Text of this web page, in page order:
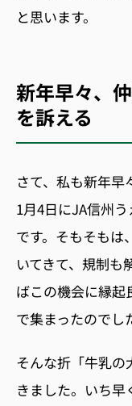
と思います。
新年早々、
を訴える
さて、私も新年早
1月4日にJA信州
です。そもそもは
いてきて、規制も
ばこの機会に縁
で集まったのでし
そんな折「牛乳の
きました。いち